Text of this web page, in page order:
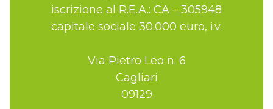
iscrizione al R.E.A.: CA – 305948
capitale sociale 30.000 euro, i.v.
Via Pietro Leo n. 6
Cagliari
09129